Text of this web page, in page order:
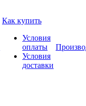
Как купить
Условия
оплаты
Условия
доставки